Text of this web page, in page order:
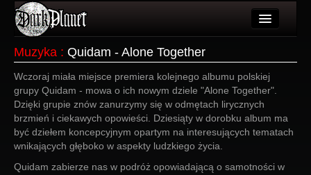
Wydarzenia
Galeria
Forum
Muzyka : Quidam - Alone Together
Wczoraj miała miejsce premiera kolejnego albumu polskiej
grupy Quidam - mowa o ich nowym dziele "Alone Together".
Dzięki grupie znów zanurzymy się w odmętach lirycznych
brzmień i ciekawych opowieści. Dziesiąty w dorobku album ma
być dziełem koncepcyjnym opartym na interesujących tematach
wnikających głęboko w aspekty ludzkiego życia.
Quidam zabierze nas w podróż opowiadającą o samotności w